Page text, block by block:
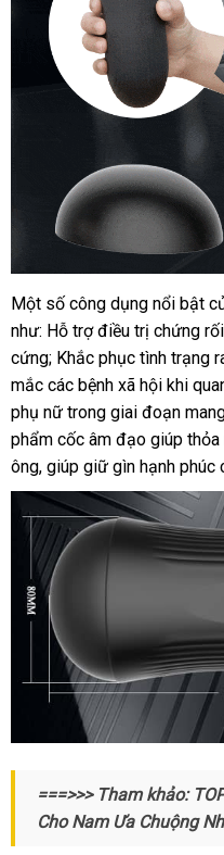
Coc
Am
Dao
Gia
Prettylove
Alice
(6)
Một số công dụng nổi bật rẻ
như: Hỗ trợ điều trị chứng
cứng; Khắc phục tình trạng
mắc nhập
khẩu
các bệnh xã hội khi
phụ nữ trong giai đoạn
phẩm cốc âm đạo giúp thỏa
ôngfacebook
, giúp giữ gìn hạnh phúc
Am
Dao
===>>> Tham khảo:
Cho Nam Ưa Chuộng